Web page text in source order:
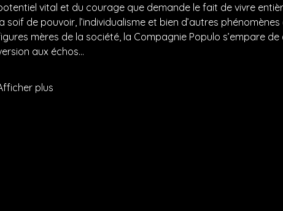
vital et du courage que demande le fait de vivre
soif de pouvoir, l’individualisme et bien d’autres
mères de la société, la Compagnie Populo s’empare
aux échos…
plus